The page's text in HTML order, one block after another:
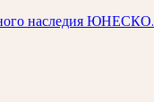
наследия ЮНЕСКО.